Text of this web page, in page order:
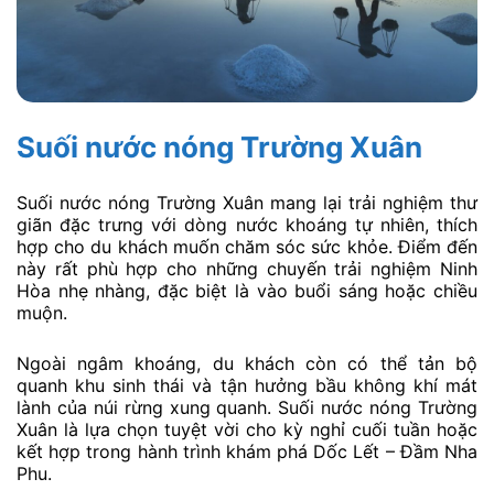
Suối nước nóng Trường Xuân
Suối nước nóng Trường Xuân mang lại trải nghiệm thư
giãn đặc trưng với dòng nước khoáng tự nhiên, thích
hợp cho du khách muốn chăm sóc sức khỏe. Điểm đến
này rất phù hợp cho những chuyến trải nghiệm Ninh
Hòa nhẹ nhàng, đặc biệt là vào buổi sáng hoặc chiều
muộn.
Ngoài ngâm khoáng, du khách còn có thể tản bộ
quanh khu sinh thái và tận hưởng bầu không khí mát
lành của núi rừng xung quanh. Suối nước nóng Trường
Xuân là lựa chọn tuyệt vời cho kỳ nghỉ cuối tuần hoặc
kết hợp trong hành trình khám phá Dốc Lết – Đầm Nha
Phu.